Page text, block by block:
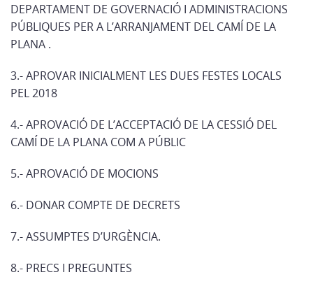
DEPARTAMENT DE GOVERNACIÓ I ADMINISTRACIONS
PÚBLIQUES PER A L’ARRANJAMENT DEL CAMÍ DE LA
PLANA .
3.- APROVAR INICIALMENT LES DUES FESTES LOCALS
PEL 2018
4.- APROVACIÓ DE L’ACCEPTACIÓ DE LA CESSIÓ DEL
CAMÍ DE LA PLANA COM A PÚBLIC
5.- APROVACIÓ DE MOCIONS
6.- DONAR COMPTE DE DECRETS
7.- ASSUMPTES D’URGÈNCIA.
8.- PRECS I PREGUNTES